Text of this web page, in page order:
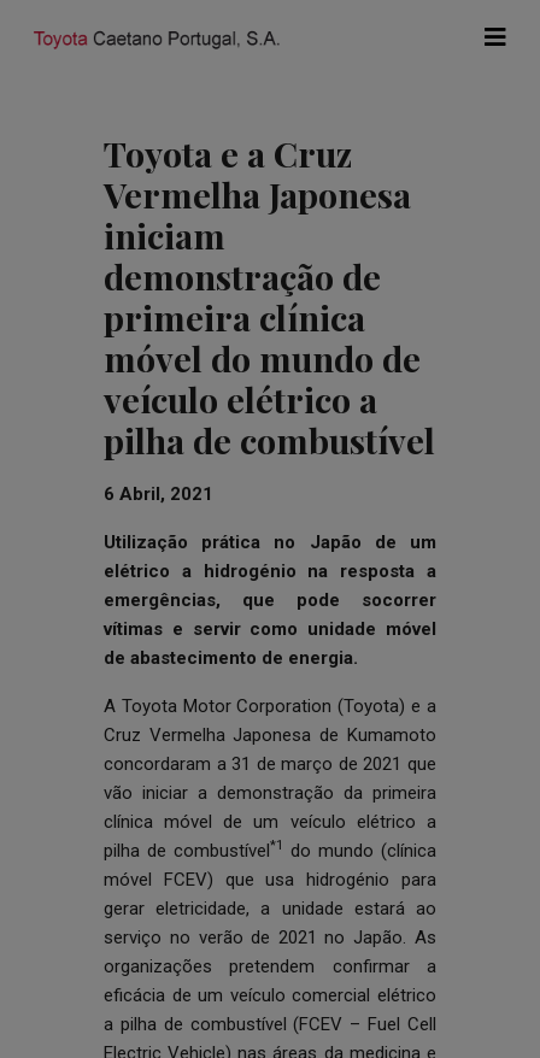
Toyota e a Cruz
Vermelha Japonesa
iniciam
demonstração de
primeira clínica
móvel do mundo de
veículo elétrico a
pilha de combustível
6 Abril, 2021
Utilização prática no Japão de um
elétrico a hidrogénio na resposta a
emergências, que pode socorrer
vítimas e servir como unidade móvel
de abastecimento de energia.
A Toyota Motor Corporation (Toyota) e a
Cruz Vermelha Japonesa de Kumamoto
concordaram a 31 de março de 2021 que
vão iniciar a demonstração da primeira
clínica móvel de um veículo elétrico a
pilha de combustível*1
do mundo (clínica
móvel FCEV) que usa hidrogénio para
gerar eletricidade, a unidade estará ao
serviço no verão de 2021 no Japão. As
organizações pretendem confirmar a
eficácia de um veículo comercial elétrico
a pilha de combustível (FCEV – Fuel Cell
Electric Vehicle) nas áreas da medicina e